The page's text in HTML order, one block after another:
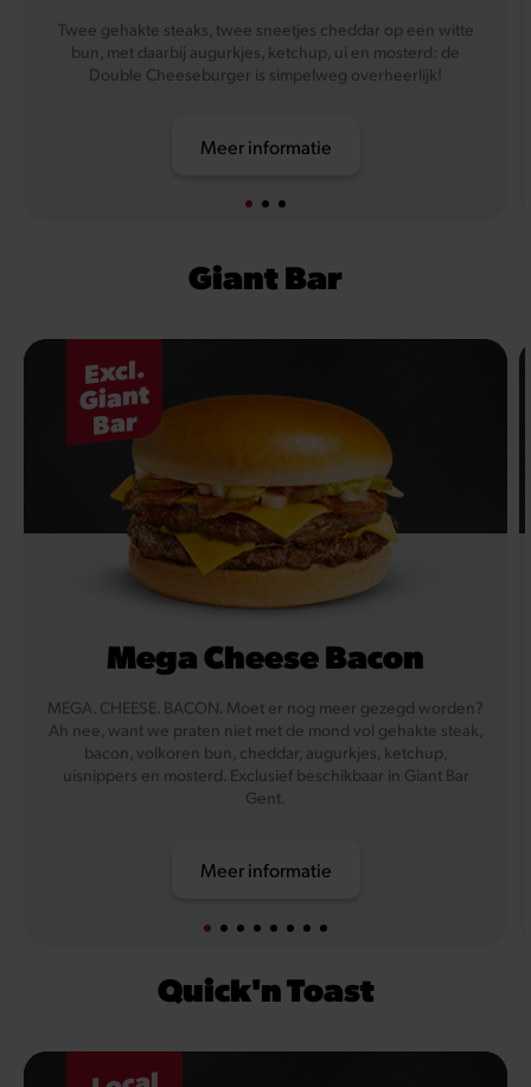
Twee gehakte steaks, twee sneetjes cheddar op een witte
bun, met daarbij augurkjes, ketchup, ui en mosterd: de
Double Cheeseburger is simpelweg overheerlijk!
Meer informatie
Giant Bar
Excl.
Giant
Bar
Mega Cheese Bacon
MEGA. CHEESE. BACON. Moet er nog meer gezegd worden?
Ah nee, want we praten niet met de mond vol gehakte steak,
bacon, volkoren bun, cheddar, augurkjes, ketchup,
uisnippers en mosterd. Exclusief beschikbaar in Giant Bar
Gent.
Meer informatie
Quick'n Toast